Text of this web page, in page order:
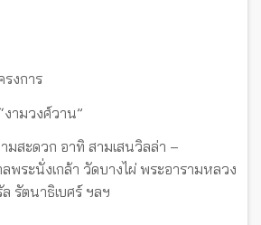
งการ
ามวงศ์วาน”
มสะดวก อาทิ สามเสนวิลล่า –
พระนั่งเกล้า วัดบางไผ่ พระอารามหลวง
รัตนาธิเบศร์ ฯลฯ